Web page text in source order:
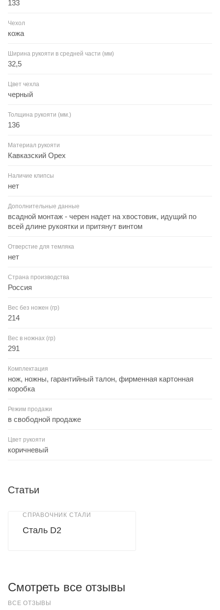
133
Чехол
кожа
Ширина рукояти в средней части (мм)
32,5
Цвет чехла
черный
Толщина рукояти (мм.)
136
Материал рукояти
Кавказский Орех
Наличие клипсы
нет
Дополнительные данные
всадной монтаж - черен надет на хвостовик, идущий по
всей длине рукоятки и притянут винтом
Отверстие для темляка
нет
Страна производства
Россия
Вес без ножен (гр)
214
Вес в ножнах (гр)
291
Комплектация
нож, ножны, гарантийный талон, фирменная картонная
коробка
Режим продажи
в свободной продаже
Цвет рукояти
коричневый
Статьи
СПРАВОЧНИК СТАЛИ
Сталь D2
Смотреть все отзывы
ВСЕ ОТЗЫВЫ